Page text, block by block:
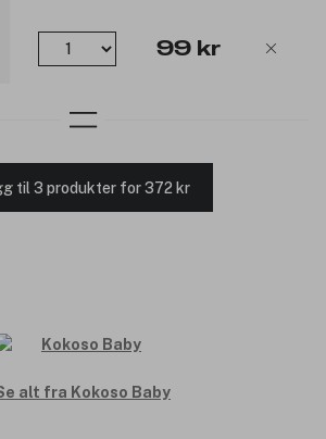
99 kr
til 3 produkter for 372 kr
alt fra Kokoso Baby